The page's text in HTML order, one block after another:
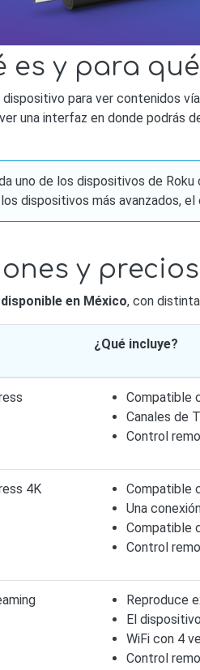
es y para
dispositivo para ver contenidos
una interfaz en donde podrás
uno de los dispositivos de
los dispositivos más avanzados,
y
en México, con
¿Qué incluye?
Compatible
Canales de
Control
4K
Compatible
Una
Compatible
Control
Reproduce
El
WiFi con 4
Control